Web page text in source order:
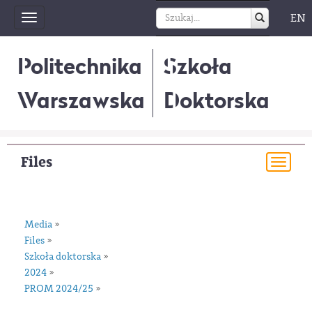
Toggle
navigation
EN
Politechnika
Warszawska
Szkoła
Doktorska
Files
Media »
Files »
Szkoła doktorska »
2024 »
PROM 2024/25 »